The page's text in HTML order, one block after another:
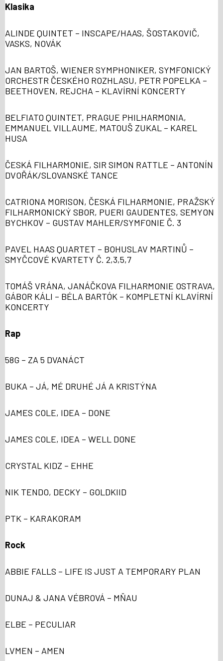
Klasika
ALINDE QUINTET – INSCAPE/HAAS, ŠOSTAKOVIČ,
VASKS, NOVÁK
JAN BARTOŠ, WIENER SYMPHONIKER, SYMFONICKÝ
ORCHESTR ČESKÉHO ROZHLASU, PETR POPELKA –
BEETHOVEN, REJCHA – KLAVÍRNÍ KONCERTY
BELFIATO QUINTET, PRAGUE PHILHARMONIA,
EMMANUEL VILLAUME, MATOUŠ ZUKAL – KAREL
HUSA
ČESKÁ FILHARMONIE, SIR SIMON RATTLE – ANTONÍN
DVOŘÁK/SLOVANSKÉ TANCE
CATRIONA MORISON, ČESKÁ FILHARMONIE, PRAŽSKÝ
FILHARMONICKÝ SBOR, PUERI GAUDENTES, SEMYON
BYCHKOV – GUSTAV MAHLER/SYMFONIE Č. 3
PAVEL HAAS QUARTET – BOHUSLAV MARTINŮ –
SMYČCOVÉ KVARTETY Č. 2,3,5,7
TOMÁŠ VRÁNA, JANÁČKOVA FILHARMONIE OSTRAVA,
GÁBOR KÁLI – BÉLA BARTÓK – KOMPLETNÍ KLAVÍRNÍ
KONCERTY
Rap
58G – ZA 5 DVANÁCT
BUKA – JÁ, MÉ DRUHÉ JÁ A KRISTÝNA
JAMES COLE, IDEA – DONE
JAMES COLE, IDEA – WELL DONE
CRYSTAL KIDZ – EHHE
NIK TENDO, DECKY – GOLDKIID
PTK – KARAKORAM
Rock
ABBIE FALLS – LIFE IS JUST A TEMPORARY PLAN
DUNAJ & JANA VÉBROVÁ – MŇAU
ELBE – PECULIAR
LVMEN – AMEN